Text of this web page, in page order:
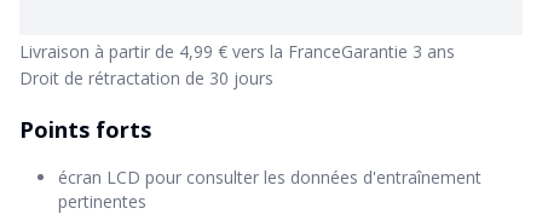
Livraison à partir de 4,99 € vers la FranceGarantie 3 ans
Droit de rétractation de 30 jours
Points forts
écran LCD pour consulter les données d'entraînement
pertinentes